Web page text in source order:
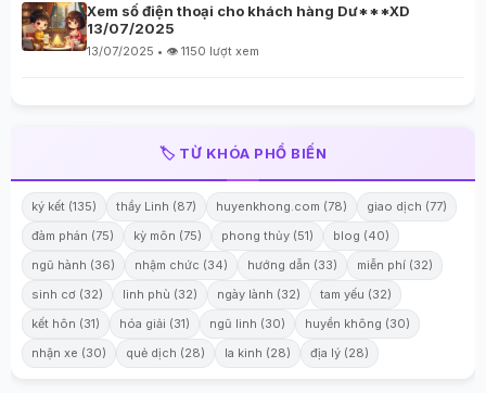
Xem số điện thoại cho khách hàng Dư***XD
13/07/2025
13/07/2025 • 👁️ 1150 lượt xem
🏷️ TỪ KHÓA PHỔ BIẾN
ký kết (135) thầy Linh (87) huyenkhong.com (78)
giao dịch (77)
đàm phán (75)
kỳ môn (75) phong thủy (51)
blog (40)
ngũ hành (36)
nhậm chức (34) hướng dẫn (33)
miễn phí (32)
sinh cơ (32)
linh phù (32) ngày lành (32)
tam yếu (32)
kết hôn (31)
hóa giải (31) ngũ linh (30)
huyền không (30)
nhận xe (30)
quẻ dịch (28) la kinh (28) địa lý (28)